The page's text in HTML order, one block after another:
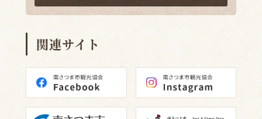
関連サイト